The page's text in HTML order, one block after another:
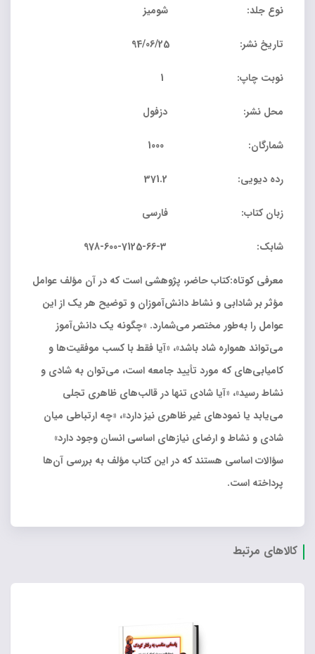
نوع جلد: شومیز
تاریخ نشر: 94/06/25
نوبت چاپ: 1
محل نشر: دزفول
شمارگان: 1000
رده دیویی: 371.2
زبان کتاب: فارسی
شابک: 3-66-7125-600-978
معرفی کوتاه:کتاب حاضر، پژوهشی است که در آن مؤلف عوامل
مؤثر بر شادابی و نشاط دانش‌آموزان و توضیح هر یک از این
عوامل را به‌طور مختصر می‌شمارد. «چگونه یک دانش‌آموز
می‌تواند همواره شاد باشد»، «آیا فقط با کسب موفقیت‌ها و
کامیابی‌های که مورد تأیید جامعه است، می‌توان به شادی و
نشاط رسید»، «آیا شادی تنها در قالب‌های ظاهری تجلی
می‌یابد یا نمودهای غیر ظاهری نیز دارد»، «چه ارتباطی میان
شادی و نشاط و ارضای نیازهای اساسی انسان وجود دارد»
سؤالات اساسی هستند که در این کتاب مؤلف به بررسی آن‌ها
پرداخته است.
کالاهای مرتبط